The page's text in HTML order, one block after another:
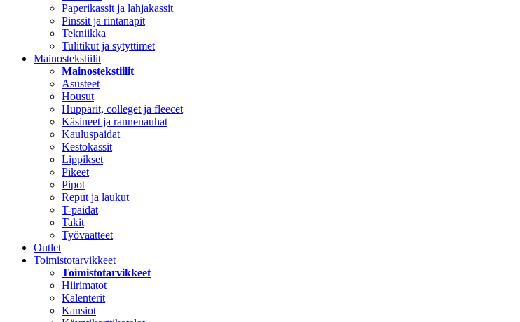
Paperikassit ja lahjakassit
Pinssit ja rintanapit
Tekniikka
Tulitikut ja sytyttimet
Mainostekstiilit
Mainostekstiilit
Asusteet
Housut
Hupparit, colleget ja fleecet
Käsineet ja rannenauhat
Kauluspaidat
Kestokassit
Lippikset
Pikeet
Pipot
Reput ja laukut
T-paidat
Takit
Työvaatteet
Outlet
Toimistotarvikkeet
Toimistotarvikkeet
Hiirimatot
Kalenterit
Kansiot